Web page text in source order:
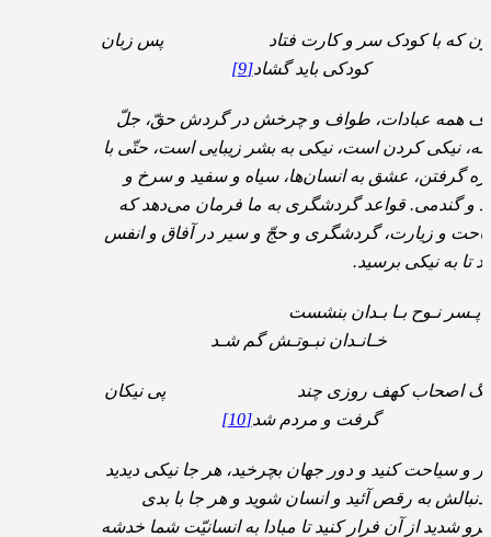
که با کودک سر و کارت فتاد پس زبان
کودکی باید گشاد[9]
همه عبادات، طواف و چرخش در گردش حقّ، جلّ
نیکی کردن است، نیکی به بشر زیبایی است، حتّی با
گرفتن، عشق به انسان‌ها، سیاه و سفید و سرخ و
و گندمی. قواعد گردشگری به ما فرمان می‌دهد که
و زیارت، گردشگری و حجّ و سیر در آفاق و انفس
تا به نیکی برسید.
پـسر نـوح بـا بـدان بنشست
خـانـدان نبـوتـش گم شـد
اصحاب کهف روزی چند پی نیکان
گرفت و مردم شد[10]
و سیاحت کنید و دور جهان بچرخید، هر جا نیکی دیدید
دنبالش به رقص آئید و انسان شوید و هر جا با بدی
شدید از آن فرار کنید تا مبادا به انسانیّت شما خدشه